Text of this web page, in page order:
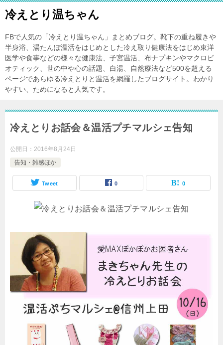
冷えとり温ちゃん
FBで人気の「冷えとり温ちゃん」まとめブログ。靴下の重ね履きや
半身浴、湯たんぽ温活をはじめとした冷え取り健康法をはじめ東洋
医学や食事などの様々な健康法、子宮温活、布ナプキンやマクロビ
オティック、世の中や心の話題、白湯、自然療法など500を超える
ページであらゆる冷えとりと温活を網羅したブログサイト。わかり
やすい、ためになると人気です。
冷えとりお話会＆温活プチマルシェ告知
公開日： 2016年8月24日
告知・雑感ほか
Tweet 0 0